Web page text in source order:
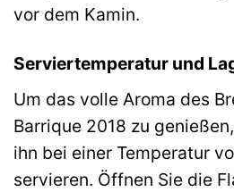
vor dem Kamin.
Serviertemperatur und
Um das volle Aroma des
Barrique 2018 zu
ihn bei einer Temperatur
servieren. Öffnen Sie die